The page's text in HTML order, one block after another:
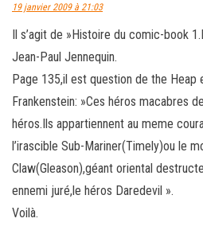
19 janvier 2009 à 21:03
Il s’agit de »Histoire du comic-book
Jean-Paul Jennequin.
Page 135,il est question de the Heap
Frankenstein: »Ces héros macabres
héros.Ils appartiennent au meme
l’irascible Sub-Mariner(Timely)ou le
Claw(Gleason),géant oriental
ennemi juré,le héros Daredevil ».
Voilà.